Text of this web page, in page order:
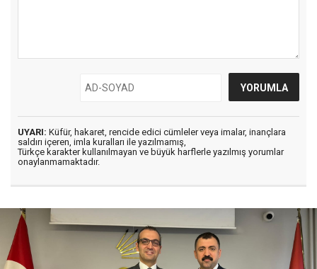
UYARI: Küfür, hakaret, rencide edici cümleler veya imalar, inançlara
saldırı içeren, imla kuralları ile yazılmamış,
Türkçe karakter kullanılmayan ve büyük harflerle yazılmış yorumlar
onaylanmamaktadır.